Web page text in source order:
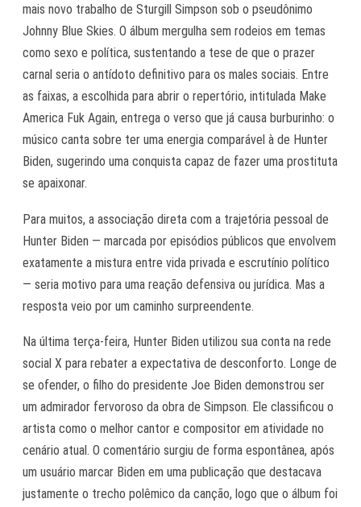
mais novo trabalho de Sturgill Simpson sob o pseudônimo
Johnny Blue Skies. O álbum mergulha sem rodeios em temas
como sexo e política, sustentando a tese de que o prazer
carnal seria o antídoto definitivo para os males sociais. Entre
as faixas, a escolhida para abrir o repertório, intitulada Make
America Fuk Again, entrega o verso que já causa burburinho: o
músico canta sobre ter uma energia comparável à de Hunter
Biden, sugerindo uma conquista capaz de fazer uma prostituta
se apaixonar.
Para muitos, a associação direta com a trajetória pessoal de
Hunter Biden — marcada por episódios públicos que envolvem
exatamente a mistura entre vida privada e escrutínio político
— seria motivo para uma reação defensiva ou jurídica. Mas a
resposta veio por um caminho surpreendente.
Na última terça-feira, Hunter Biden utilizou sua conta na rede
social X para rebater a expectativa de desconforto. Longe de
se ofender, o filho do presidente Joe Biden demonstrou ser
um admirador fervoroso da obra de Simpson. Ele classificou o
artista como o melhor cantor e compositor em atividade no
cenário atual. O comentário surgiu de forma espontânea, após
um usuário marcar Biden em uma publicação que destacava
justamente o trecho polêmico da canção, logo que o álbum foi